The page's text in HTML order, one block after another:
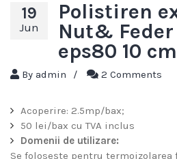
19
Jun
Polistiren
Nut&
eps80 10 cm
By admin / 2 Comments
Acoperire: 2.5mp/bax;
50 lei/bax cu TVA inclus
Domenii de utilizare:
Se folosește pentru